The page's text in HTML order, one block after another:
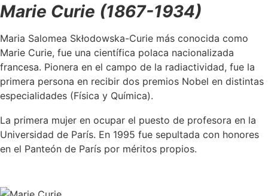
Marie Curie (1867-1934)
Maria Salomea Skłodowska-Curie más conocida como
Marie Curie, fue una científica polaca nacionalizada
francesa. Pionera en el campo de la radiactividad, fue la
primera persona en recibir dos premios Nobel en distintas
especialidades (Física y Química).
La primera mujer en ocupar el puesto de profesora en la
Universidad de París. En 1995 fue sepultada con honores
en el Panteón de París por méritos propios.